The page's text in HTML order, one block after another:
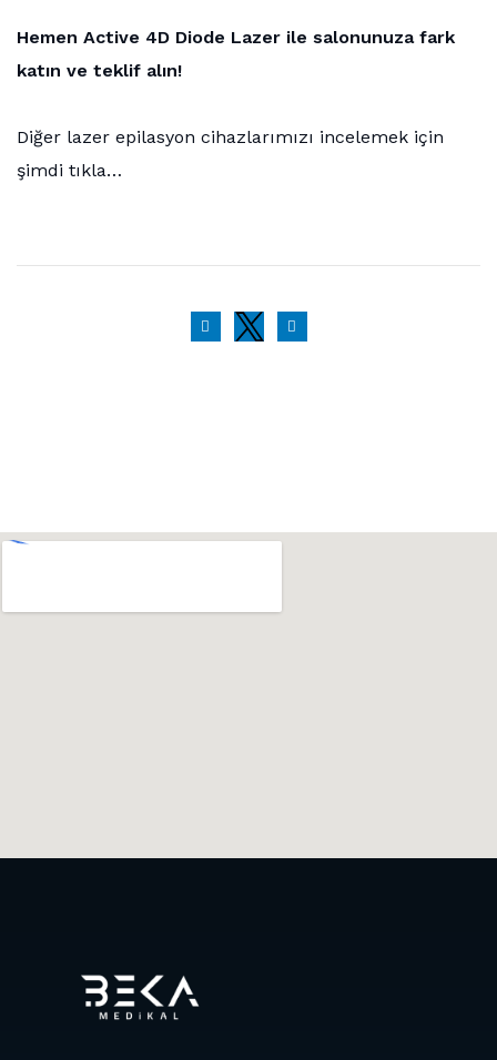
Hemen Active 4D Diode Lazer ile salonunuza fark
katın ve teklif alın!
Diğer lazer epilasyon cihazlarımızı incelemek için
şimdi tıkla…